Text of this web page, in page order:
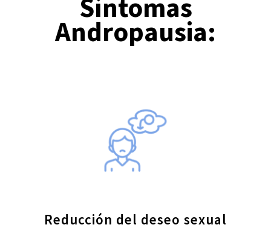
Síntomas
Andropausia:
Reducción del deseo sexual